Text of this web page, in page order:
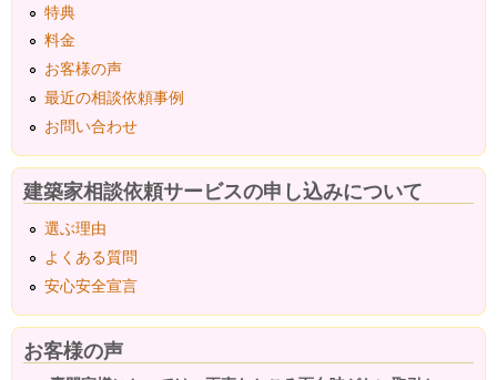
特典
料金
お客様の声
最近の相談依頼事例
お問い合わせ
建築家相談依頼サービスの申し込みについて
選ぶ理由
よくある質問
安心安全宣言
お客様の声